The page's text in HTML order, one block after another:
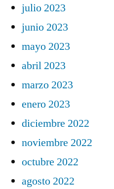
julio 2023
junio 2023
mayo 2023
abril 2023
marzo 2023
enero 2023
diciembre 2022
noviembre 2022
octubre 2022
agosto 2022